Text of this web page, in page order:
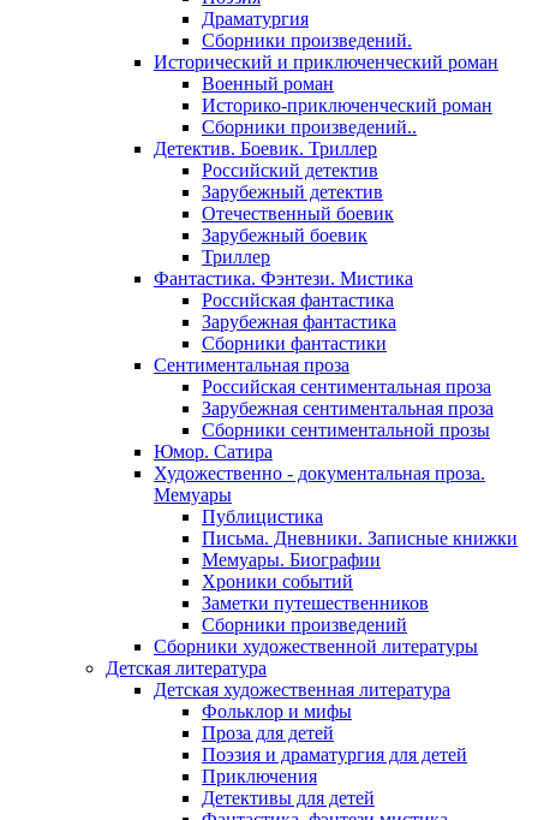
Драматургия
Сборники произведений.
Исторический и приключенческий роман
Военный роман
Историко-приключенческий роман
Сборники произведений..
Детектив. Боевик. Триллер
Российский детектив
Зарубежный детектив
Отечественный боевик
Зарубежный боевик
Триллер
Фантастика. Фэнтези. Мистика
Российская фантастика
Зарубежная фантастика
Сборники фантастики
Сентиментальная проза
Российская сентиментальная проза
Зарубежная сентиментальная проза
Сборники сентиментальной прозы
Юмор. Сатира
Художественно - документальная проза.
Мемуары
Публицистика
Письма. Дневники. Записные книжки
Мемуары. Биографии
Хроники событий
Заметки путешественников
Сборники произведений
Сборники художественной литературы
Детская литература
Детская художественная литература
Фольклор и мифы
Проза для детей
Поэзия и драматургия для детей
Приключения
Детективы для детей